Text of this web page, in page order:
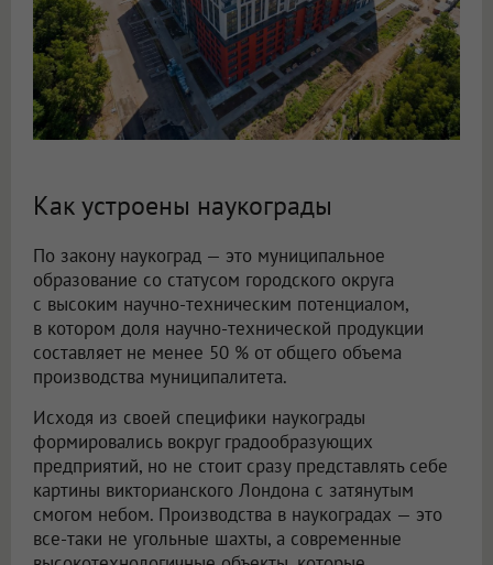
Как устроены наукограды
По закону наукоград — это муниципальное
образование со статусом городского округа
с высоким научно-техническим потенциалом,
в котором доля научно-технической продукции
составляет не менее 50 % от общего объема
производства муниципалитета.
Исходя из своей специфики наукограды
формировались вокруг градообразующих
предприятий, но не стоит сразу представлять себе
картины викторианского Лондона с затянутым
смогом небом. Производства в наукоградах — это
все-таки не угольные шахты, а современные